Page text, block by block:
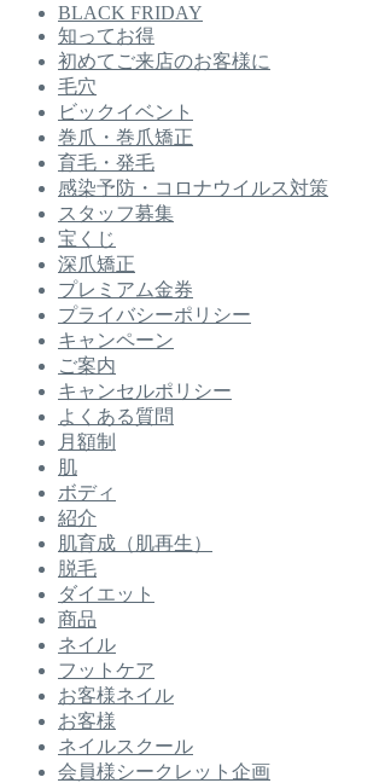
BLACK FRIDAY
知ってお得
初めてご来店のお客様に
毛穴
ビックイベント
巻爪・巻爪矯正
育毛・発毛
感染予防・コロナウイルス対策
スタッフ募集
宝くじ
深爪矯正
プレミアム金券
プライバシーポリシー
キャンペーン
ご案内
キャンセルポリシー
よくある質問
月額制
肌
ボディ
紹介
肌育成（肌再生）
脱毛
ダイエット
商品
ネイル
フットケア
お客様ネイル
お客様
ネイルスクール
会員様シークレット企画